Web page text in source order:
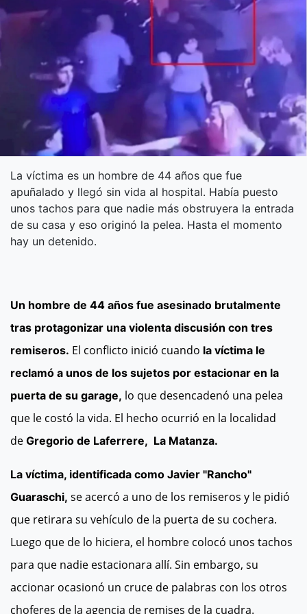
La víctima es un hombre de 44 años que fue
apuñalado y llegó sin vida al hospital. Había puesto
unos tachos para que nadie más obstruyera la entrada
de su casa y eso originó la pelea. Hasta el momento
hay un detenido.
Un hombre de 44 años fue asesinado brutalmente
tras protagonizar una violenta discusión con tres
remiseros. El conflicto inició cuando la víctima le
reclamó a unos de los sujetos por estacionar en la
puerta de su garage, lo que desencadenó una pelea
que le costó la vida. El hecho ocurrió en la localidad
de Gregorio de Laferrere, La Matanza.
La víctima, identificada como Javier "Rancho"
Guaraschi, se acercó a uno de los remiseros y le pidió
que retirara su vehículo de la puerta de su cochera.
Luego que de lo hiciera, el hombre colocó unos tachos
para que nadie estacionara allí. Sin embargo, su
accionar ocasionó un cruce de palabras con los otros
choferes de la agencia de remises de la cuadra.